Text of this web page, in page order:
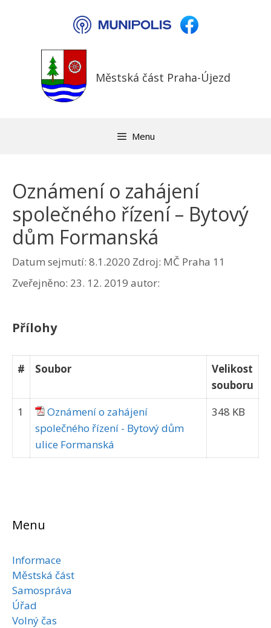
Městská část Praha-Újezd
Menu
Oznámení o zahájení
společného řízení – Bytový
dům Formanská
Datum sejmutí: 8.1.2020 Zdroj: MČ Praha 11
Zveřejněno: 23. 12. 2019 autor:
Přílohy
# Soubor
Velikost
souboru
1
Oznámení o zahájení
společného řízení - Bytový dům
ulice Formanská
348 KB
Menu
Informace
Městská část
Samospráva
Úřad
Volný čas